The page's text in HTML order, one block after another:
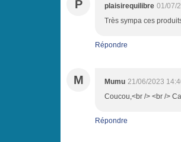
P plaisirequilibre 01/07/
Très sympa ces
Répondre
M Mumu 21/06/2023
Coucou,<br /> <br />
Répondre